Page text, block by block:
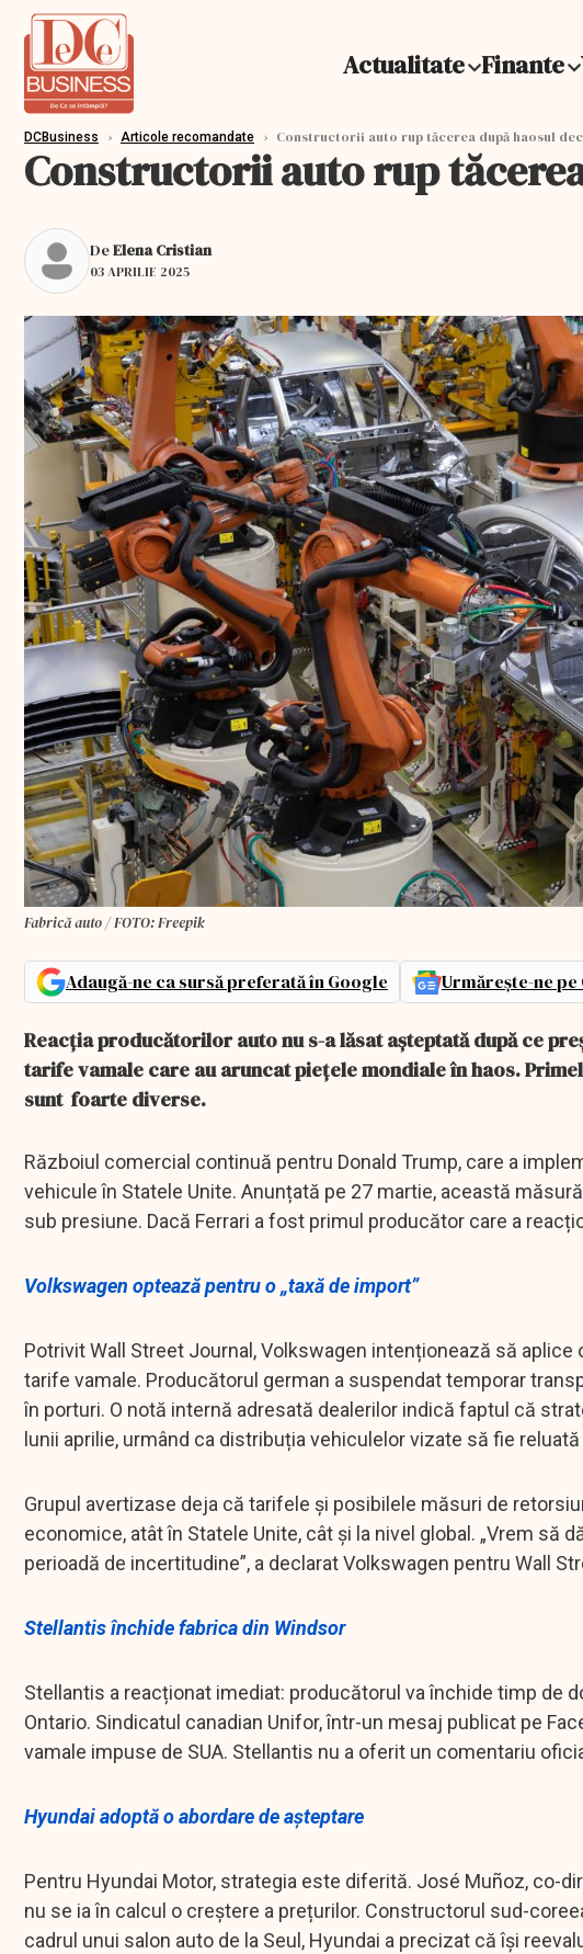
Actualitate Finante
DCBusiness › Articole recomandate › Constructorii auto rup tăcerea după haosul
Constructorii auto rup
DeElena Cristian
03 APRILIE 2025
Fabrică auto / FOTO: Freepik
Adaugă-ne ca sursă preferată în Google Urmărește-ne pe
Reacția producătorilor auto nu s-a lăsat așteptată după ce
tarife vamale care au aruncat piețele mondiale în haos.
sunt foarte diverse.
Războiul comercial continuă pentru Donald Trump, care a
vehicule în Statele Unite. Anunțată pe 27 martie, această
sub presiune. Dacă Ferrari a fost primul producător care a
Volkswagen optează pentru o „taxă de import”
Potrivit Wall Street Journal, Volkswagen intenționează să
tarife vamale. Producătorul german a suspendat temporar
în porturi. O notă internă adresată dealerilor indică faptul că
lunii aprilie, urmând ca distribuția vehiculelor vizate să fie
Grupul avertizase deja că tarifele și posibilele măsuri de
economice, atât în Statele Unite, cât și la nivel global. „Vrem să
perioadă de incertitudine”, a declarat Volkswagen pentru Wall
Stellantis închide fabrica din Windsor
Stellantis a reacționat imediat: producătorul va închide timp de
Ontario. Sindicatul canadian Unifor, într-un mesaj publicat pe
vamale impuse de SUA. Stellantis nu a oferit un comentariu
Hyundai adoptă o abordare de așteptare
Pentru Hyundai Motor, strategia este diferită. José Muñoz, co-
nu se ia în calcul o creștere a prețurilor. Constructorul sud-
cadrul unui salon auto de la Seul, Hyundai a precizat că își